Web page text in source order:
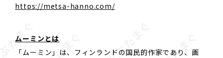
https://metsa-hanno.com/
ムーミンとは
「ムーミン」は、フィンランドの国民的作家であり、画